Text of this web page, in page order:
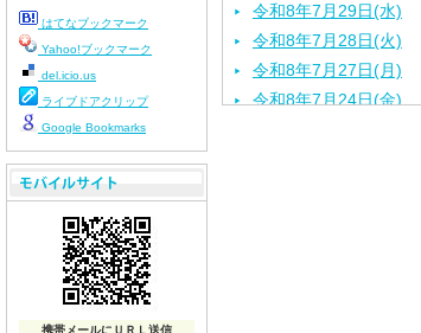
令和8年7月29日(水)
令和8年7月28日(火)
令和8年7月27日(月)
令和8年7月24日(金)
はてなブックマーク
Yahoo!ブックマーク
del.icio.us
ライブドアクリップ
Google Bookmarks
携帯メールにＵＲＬ送信